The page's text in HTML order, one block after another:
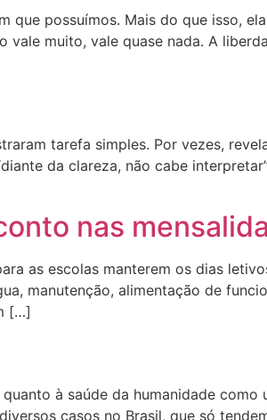
possuímos. Mais do que isso,
muito, vale quase nada. A
tarefa simples. Por vezes,
da clareza, não cabe
nas
as escolas manterem os dias
manutenção, alimentação de
[…]
à saúde da humanidade
casos no Brasil, que só